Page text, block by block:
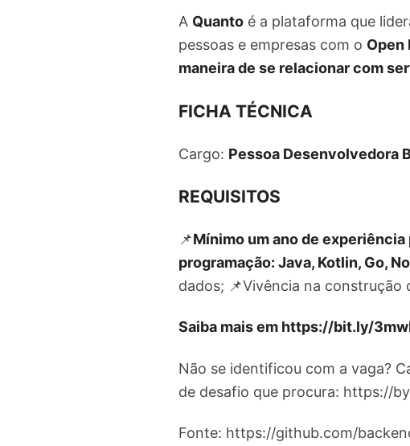
A Quanto é a plataforma que
pessoas e empresas com o Open
maneira de se relacionar com
FICHA TÉCNICA
Cargo: Pessoa Desenvolvedora
REQUISITOS
📌Mínimo um ano de
programação: Java, Kotlin, Go,
dados; 📌Vivência na construção
Saiba mais em https://bit.ly/
Não se identificou com a vaga?
de desafio que procura: https://
Fonte: https://github.com/